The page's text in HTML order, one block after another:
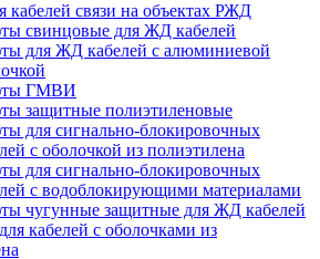
связи на объектах РЖД
свинцовые для ЖД кабелей
для ЖД кабелей с алюминиевой
ГМВИ
защитные полиэтиленовые
для сигнально-блокировочных
с оболочкой из полиэтилена
для сигнально-блокировочных
с водоблокирующими материалами
чугунные защитные для ЖД кабелей